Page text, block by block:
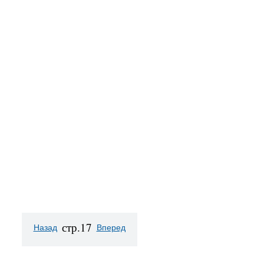
Назад стр.17 Вперед